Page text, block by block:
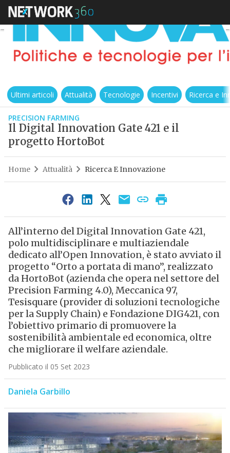
Ultimi articoli Attualità Tecnologie Incentivi Ricerca e
PRECISION FARMING
Il Digital Innovation Gate 421 e il
progetto HortoBot
Home Attualità Ricerca E Innovazione
All’interno del Digital Innovation Gate 421,
polo multidisciplinare e multiaziendale
dedicato all’Open Innovation, è stato avviato il
progetto “Orto a portata di mano”, realizzato
da HortoBot (azienda che opera nel settore del
Precision Farming 4.0), Meccanica 97,
Tesisquare (provider di soluzioni tecnologiche
per la Supply Chain) e Fondazione DIG421, con
l’obiettivo primario di promuovere la
sostenibilità ambientale ed economica, oltre
che migliorare il welfare aziendale.
Pubblicato il 05 Set 2023
Daniela Garbillo